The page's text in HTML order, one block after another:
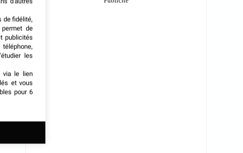
de fidélité,
de
publicités
les
via le lien
et vous
pour 6